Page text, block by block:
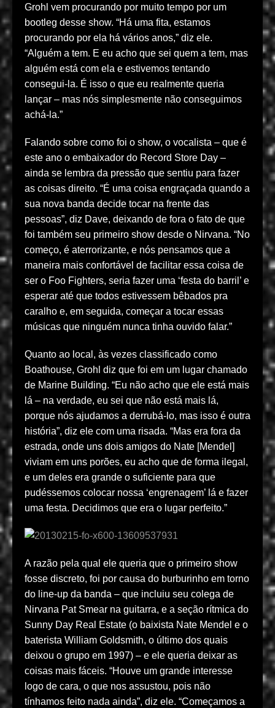
Grohl vem procurando por muito tempo por um
bootleg desse show. “Há uma fita, estamos
procurando por ela há vários anos,” diz ele.
“Alguém a tem. E eu acho que sei quem a tem, mas
alguém está com ela e estivemos tentando
consegui-la. É isso o que eu realmente queria
lançar – mas nós simplesmente não conseguimos
achá-la.”
Falando sobre como foi o show, o vocalista – que é
este ano o embaixador do Record Store Day –
ainda se lembra da pressão que sentiu para fazer
as coisas direito. “É uma coisa engraçada quando a
sua nova banda decide tocar na frente das
pessoas”, diz Dave, deixando de fora o fato de que
foi também seu primeiro show desde o Nirvana. “No
começo, é aterrorizante, e nós pensamos que a
maneira mais confortável de facilitar essa coisa de
ser o Foo Fighters, seria fazer uma ‘festa do barril’ e
esperar até que todos estivessem bêbados pra
caralho e, em seguida, começar a tocar essas
músicas que ninguém nunca tinha ouvido falar.”
Quanto ao local, às vezes classificado como
Boathouse, Grohl diz que foi em um lugar chamado
de Marine Building. “Eu não acho que ele está mais
lá – na verdade, eu sei que não está mais lá,
porque nós ajudamos a derrubá-lo, mas isso é outra
história”, diz ele com uma risada. “Mas era fora da
estrada, onde uns dois amigos do Nate [Mendel]
viviam em uns porões, eu acho que de forma ilegal,
e um deles era grande o suficiente para que
pudéssemos colocar nossa ‘engrenagem’ lá e fazer
uma festa. Decidimos que era o lugar perfeito.”
A razão pela qual ele queria que o primeiro show
fosse discreto, foi por causa do burburinho em torno
do line-up da banda – que incluiu seu colega de
Nirvana Pat Smear na guitarra, e a seção rítmica do
Sunny Day Real Estate (o baixista Nate Mendel e o
baterista William Goldsmith, o último dos quais
deixou o grupo em 1997) – e ele queria deixar as
coisas mais fáceis. “Houve um grande interesse
logo de cara, o que nos assustou, pois não
tínhamos feito nada ainda”, diz ele. “Começamos a